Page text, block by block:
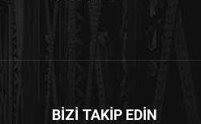
BİZİ TAKİP EDİN